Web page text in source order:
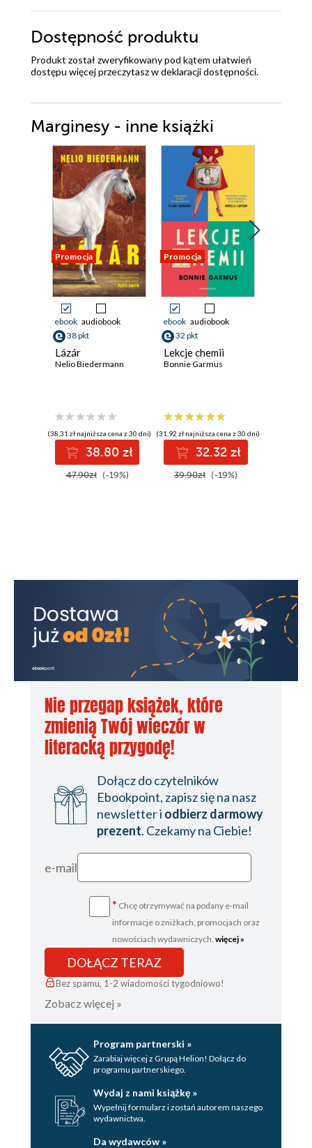
Dostępność produktu
Produkt został zweryfikowany pod kątem ułatwień
dostępu więcej przeczytasz wdeklaracji dostępności.
Marginesy - inne książki
Promocja
ebook audiobook
38 pkt
Lázár
Nelio Biedermann
(38,31 zł najniższa cena z 30 dni)
38.80 zł
47.90zł (-19%)
Promocja
ebook audiobook
32 pkt
Lekcje chemii
Bonnie Garmus
(31,92 zł najniższa cena z 30 dni)
32.32 zł
39.90zł (-19%)
Nie przegap książek, które
zmienią Twój wieczór w
literacką przygodę!
Dołącz do czytelników
Ebookpoint, zapisz się na nasz
newsletter i odbierz darmowy
prezent. Czekamy na Ciebie!
e-mail
* Chcę otrzymywać na podany e-mail
informacje o zniżkach, promocjach oraz
nowościach wydawniczych. więcej »
DOŁĄCZ TERAZ
Bez spamu, 1-2 wiadomości tygodniowo!
Zobacz więcej »
Program partnerski »
Zarabiaj więcej z Grupą Helion! Dołącz do
programu partnerskiego.
Wydaj z nami książkę »
Wypełnij formularz i zostań autorem naszego
wydawnictwa.
Da wydawców »